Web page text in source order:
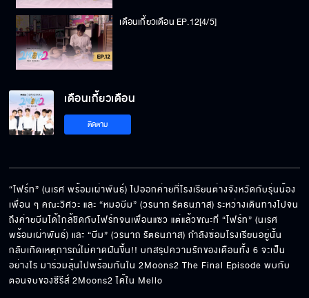
เดือนเกี้ยวเดือน EP.12[4/5]
เดือนเกี้ยวเดือน
ติดตาม
“โฟร์ท” (นเรศ พร้อมเผ่าพันธ์) ไปออกค่ายที่โรงเรียนต่างจังหวัดกับรุ่นน้อง
เพื่อน ๆ คณะวิศวะ และ “หมอบีม” (วรนาถ รัตธนภาส) ระหว่างเดินทางไปจน
ถึงค่ายบีมได้ใกล้ชิดกับโฟร์ทจนเพื่อนแซว แต่แล้วขณะที่ “โฟร์ท” (นเรศ
พร้อมเผ่าพันธ์) และ “บีม” (วรนาถ รัตธนภาส) กำลังซ่อมโรงเรียนอยู่นั้น
กลับเกิดเหตุการณ์ไม่คาดฝันขึ้น!! บทสรุปความรักของเดือนทั้ง 6 จะเป็น
อย่างไร มาร่วมลุ้นไปพร้อมกันใน 2Moons2 The Final Episode พบกับ
ตอนจบของซีรีส์ 2Moons2 ได้ใน Mello